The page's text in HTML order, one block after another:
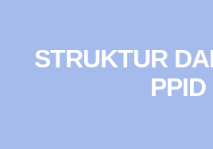
STRUKTUR
PPID